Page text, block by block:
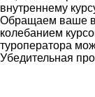
внутреннему
Обращаем ваше
колебанием
туроператора
Убедительная